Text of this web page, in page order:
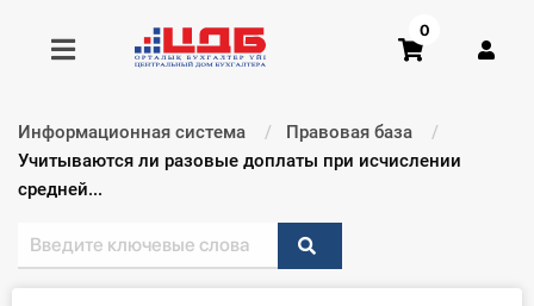
Получить консультацию
Главная ИС
0
Информационная система
Правовая база
Текущий:
Учитываются ли разовые доплаты при исчислении
средней...